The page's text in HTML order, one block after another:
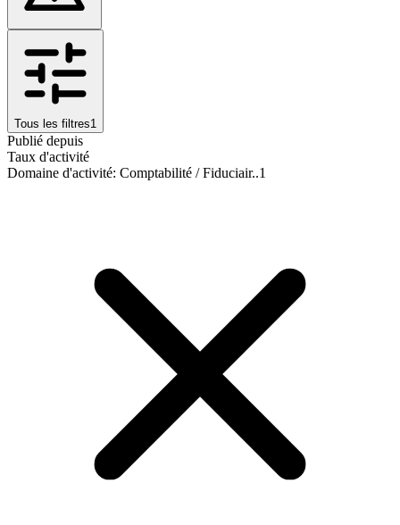
Tous les filtres1
Publié depuis
Taux d'activité
Domaine d'activité: Comptabilité / Fiduciair..1